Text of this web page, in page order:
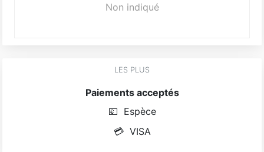
Non indiqué
LES PLUS
Paiements acceptés
💶 Espèce
💳 VISA